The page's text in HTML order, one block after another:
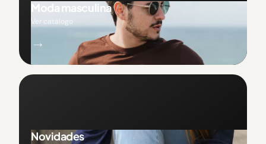
Moda masculina
Ver catálogo
→
Novidades